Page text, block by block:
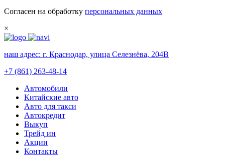
Согласен на обработку персональных данных
×
наш адрес: г. Краснодар, улица Селезнёва, 204В
+7 (861) 263-48-14
Автомобили
Китайские авто
Авто для такси
Автокредит
Выкуп
Трейд ин
Акции
Контакты